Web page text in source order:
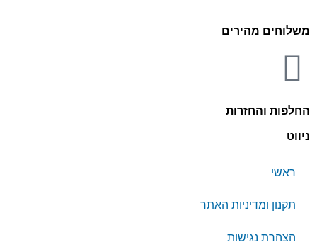
משלוחים מהירים
החלפות והחזרות
ניווט
ראשי
תקנון ומדיניות האתר
הצהרת נגישות